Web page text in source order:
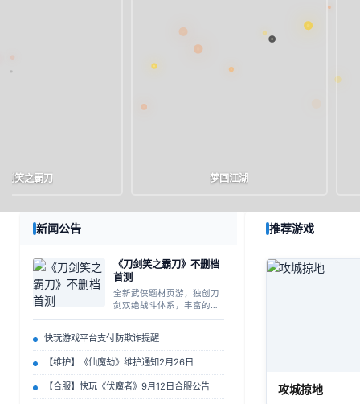
剑笑之霸刀
🎁 礼包 🏠 官网
梦回江湖
▶ 进入游戏 🎁 礼包 🏠 官网
新闻公告
《刀剑笑之霸刀》不删档
首测
全新武侠题材页游，独创刀
剑双绝战斗体系，丰富的帮
派玩法等你来体验！
快玩游戏平台支付防欺诈提醒
【维护】《仙魔劫》维护通知2月26日
【合服】快玩《伏魔者》9月12日合服公告
推荐游戏
攻城掠地